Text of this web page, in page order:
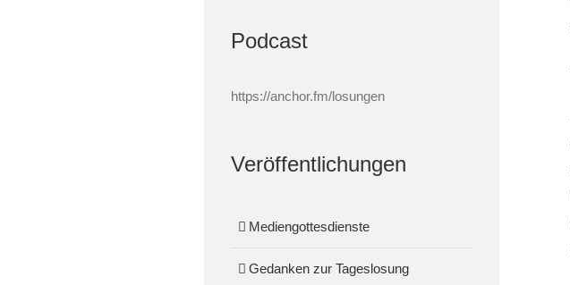
Podcast
https://anchor.fm/losungen
Veröffentlichungen
Mediengottesdienste
Gedanken zur Tageslosung